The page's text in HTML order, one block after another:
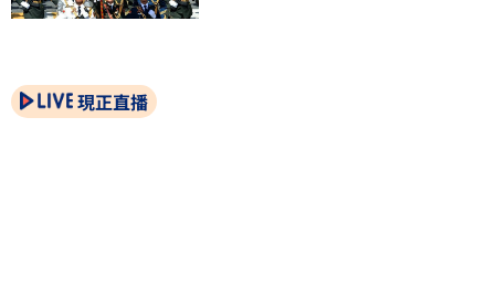
現正直播